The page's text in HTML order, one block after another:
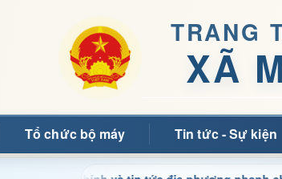
TRANG
XÃ
Tổ chức bộ máy Tin tức - Sự kiện